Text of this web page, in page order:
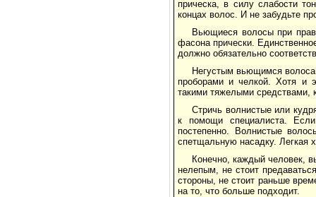
прическа, в силу слабости
концах волос. И не забудьте
Вьющиеся волосы при
фасона прически.
должно обязательно
Негустым вьющимся
проборами и челкой. Хотя и
такими тяжелыми средствами,
Стричь волнистые или
к помощи специалиста.
постепенно. Волнистые
спетщальную насадку. Легкая
Конечно, каждый человек,
нелепым, не стоит
стороны, не стоит раньше
на то, что больше подходит.